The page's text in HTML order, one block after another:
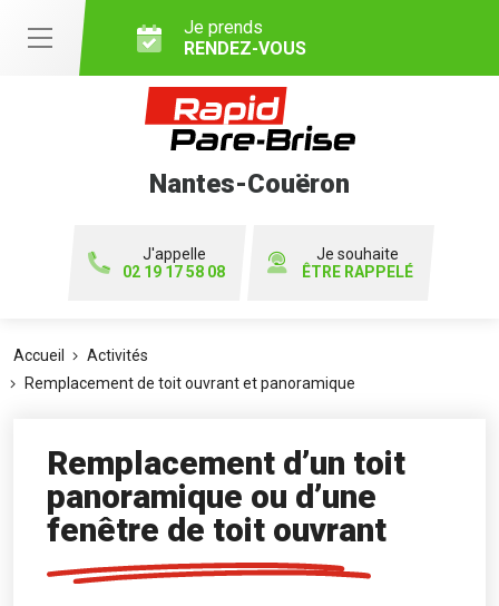
Je prends
RENDEZ-VOUS
Nantes-Couëron
J'appelle
02 19 17 58 08
Je souhaite
ÊTRE RAPPELÉ
Accueil
Activités
Remplacement de toit ouvrant et panoramique
Remplacement d’un toit
panoramique ou d’une
fenêtre de toit ouvrant